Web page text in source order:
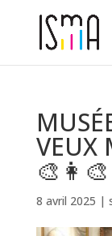
VEUX
🎨👩‍🎨
8 avril 2025 |